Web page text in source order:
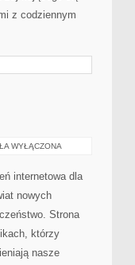
z codziennym
WYŁĄCZONA
internetowa dla
nowych
Strona
którzy
nasze